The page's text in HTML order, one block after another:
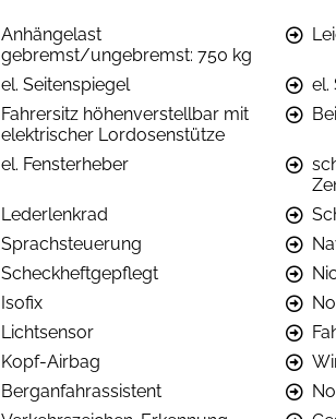
Anhängelast
gebremst/ungebremst: 750 kg
el. Seitenspiegel
el.
Fahrersitz höhenverstellbar mit
elektrischer Lordosenstütze
el. Fensterheber
Lederlenkrad
Sprachsteuerung
Scheckheftgepflegt
Isofix
Lichtsensor
Kopf-Airbag
Berganfahrassistent